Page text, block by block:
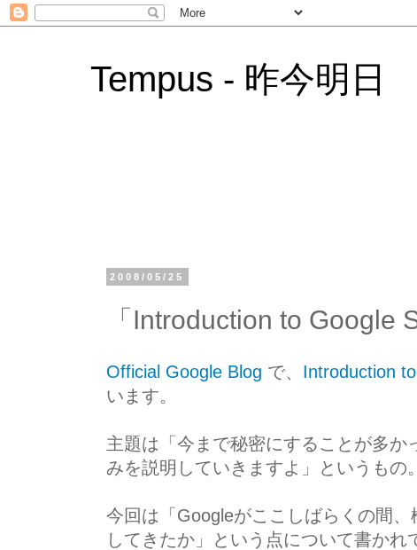
Tempus - 昨今明日
2008/05/25
「Introduction to Google
Official Google Blog で、 Introduction
います。
主題は「今まで秘密にすることが多か
みを説明していきますよ」というもの。
今回は「Googleがここしばらくの間
してきたか」という点について書か